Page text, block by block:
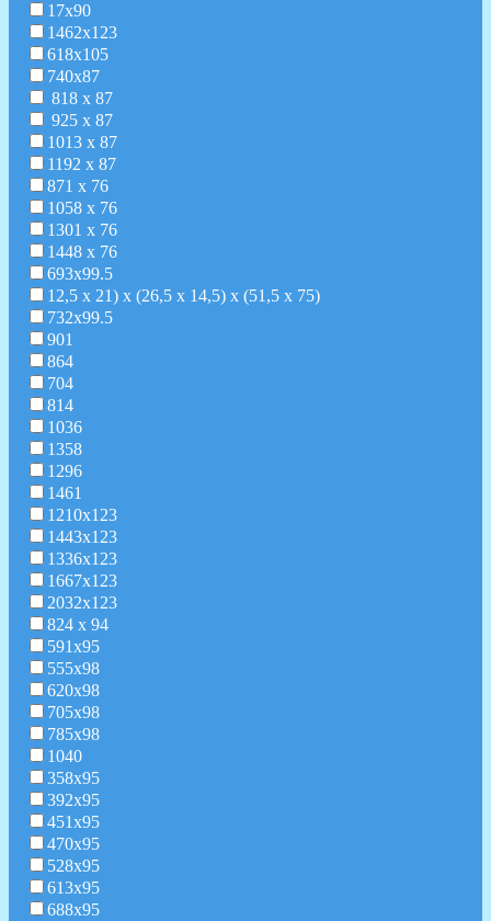
17х90
1462х123
618х105
740х87
818 х 87
925 х 87
1013 х 87
1192 х 87
871 х 76
1058 х 76
1301 х 76
1448 х 76
693x99.5
12,5 х 21) х (26,5 х 14,5) х (51,5 х 75)
732х99.5
901
864
704
814
1036
1358
1296
1461
1210х123
1443х123
1336х123
1667х123
2032х123
824 х 94
591х95
555х98
620х98
705х98
785х98
1040
358x95
392x95
451x95
470х95
528х95
613х95
688х95